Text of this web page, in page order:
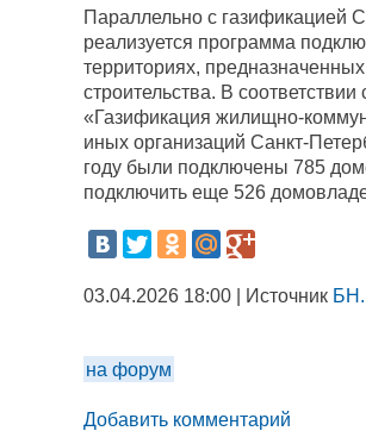
Параллельно с газификацией
реализуется программа
территориях,
строительства. В
«Газификация жилищно-
иных организаций Санкт-
году были подключены 785
подключить еще 526
03.04.2026 18:00 | Источник
на форум
Добавить комментарий